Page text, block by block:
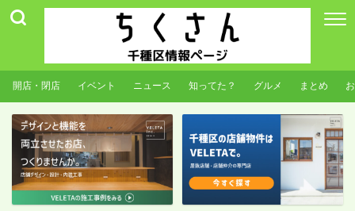
開店・閉店 イベント ニュース 知ってた？ グルメ まとめ